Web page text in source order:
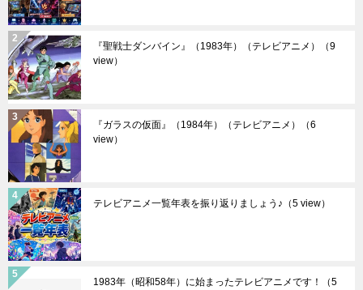
『聖戦士ダンバイン』（1983年）（テレビアニメ）
（9
view）
『ガラスの仮面』（1984年）（テレビアニメ）
（6
view）
テレビアニメ一覧年表を振り返りましょう♪ （5 view）
1983年（昭和58年）に始まったテレビアニメです！
（5